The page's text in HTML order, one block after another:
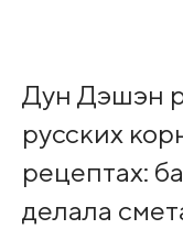
Дун Дэшэн
русских
рецептах:
делала